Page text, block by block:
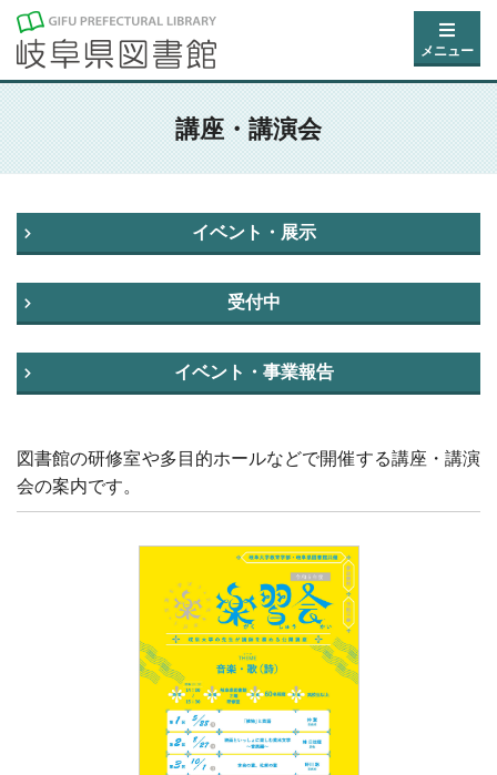
メニュー
講座・講演会
イベント・展示
受付中
イベント・事業報告
図書館の研修室や多目的ホールなどで開催する講座・講演
会の案内です。